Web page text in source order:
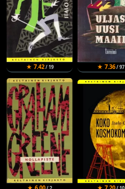
★ 7.42/ 19 ★ 7.36/ 97